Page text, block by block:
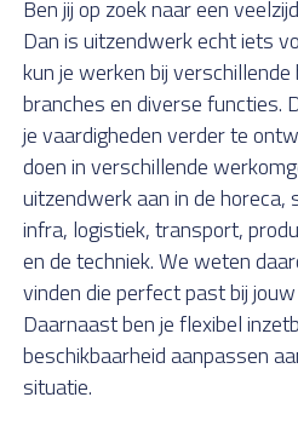
Ben jij op zoek naar een
Dan is uitzendwerk echt iets
kun je werken bij
branches en diverse functies.
je vaardigheden verder te
doen in verschillende
uitzendwerk aan in de horeca,
infra, logistiek, transport,
en de techniek. We weten
vinden die perfect past bij
Daarnaast ben je flexibel
beschikbaarheid aanpassen
situatie.